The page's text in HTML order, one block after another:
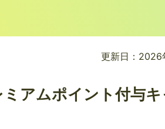
更新日：2026
アムポイント付与キ